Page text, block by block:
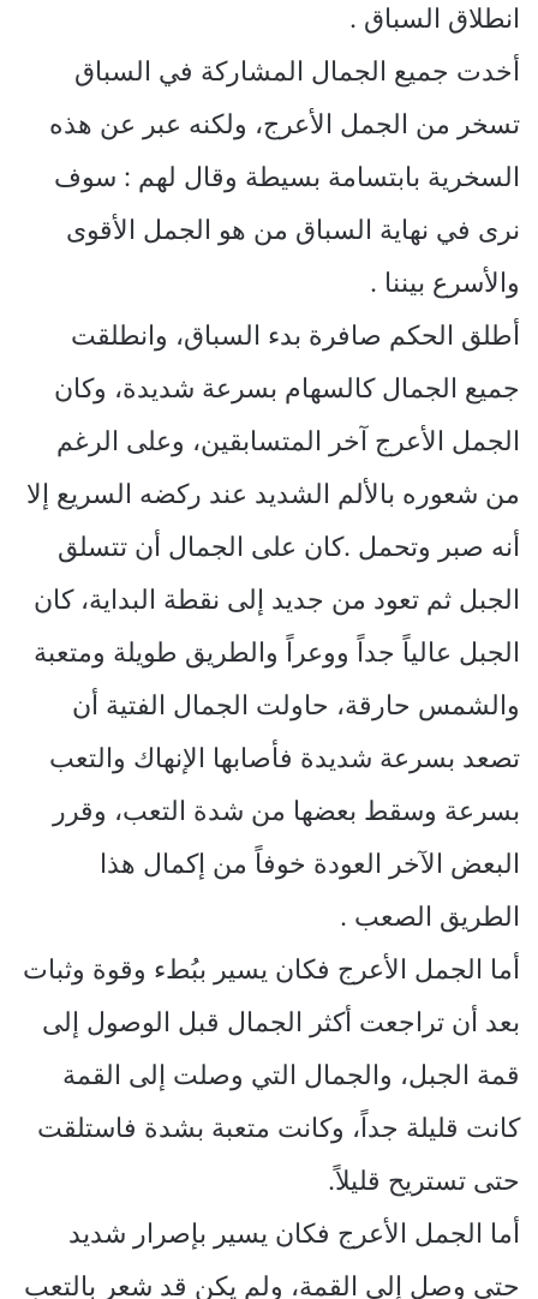
انطلاق السباق .
أخدت جميع الجمال المشاركة في السباق
تسخر من الجمل الأعرج، ولكنه عبر عن هذه
السخرية بابتسامة بسيطة وقال لهم : سوف
نرى في نهاية السباق من هو الجمل الأقوى
والأسرع بيننا .
أطلق الحكم صافرة بدء السباق، وانطلقت
جميع الجمال كالسهام بسرعة شديدة، وكان
الجمل الأعرج آخر المتسابقين، وعلى الرغم
من شعوره بالألم الشديد عند ركضه السريع إلا
أنه صبر وتحمل .كان على الجمال أن تتسلق
الجبل ثم تعود من جديد إلى نقطة البداية، كان
الجبل عالياً جداً ووعراً والطريق طويلة ومتعبة
والشمس حارقة، حاولت الجمال الفتية أن
تصعد بسرعة شديدة فأصابها الإنهاك والتعب
بسرعة وسقط بعضها من شدة التعب، وقرر
البعض الآخر العودة خوفاً من إكمال هذا
الطريق الصعب .
أما الجمل الأعرج فكان يسير ببُطء وقوة وثبات
بعد أن تراجعت أكثر الجمال قبل الوصول إلى
قمة الجبل، والجمال التي وصلت إلى القمة
كانت قليلة جداً، وكانت متعبة بشدة فاستلقت
حتى تستريح قليلاً.
أما الجمل الأعرج فكان يسير بإصرار شديد
حتى وصل إلى القمة، ولم يكن قد شعر بالتعب